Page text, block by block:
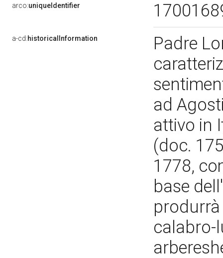
arco:uniqueIdentifier
a-cd:historicalInformation
Padre
ad
attivo in
(doc.
1778,
base
calabro-